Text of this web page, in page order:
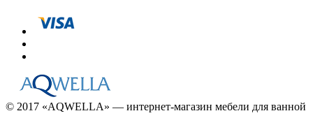
© 2017 «AQWELLA» — интернет-магазин мебели для ванной